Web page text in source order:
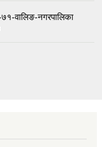
वालिङ-नगरपालिका